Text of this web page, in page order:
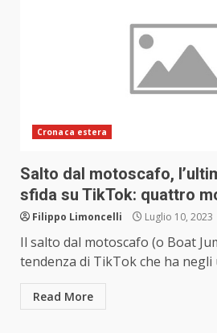
Cronaca estera
Salto dal motoscafo,
sfida su TikTok: quattro
Filippo Limoncelli Luglio 10, 2023
Il salto dal motoscafo (o Boat
tendenza di TikTok che ha negli
Read More